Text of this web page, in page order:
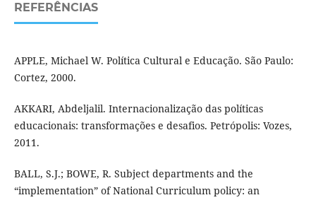
REFERÊNCIAS
APPLE, Michael W. Política Cultural e Educação. São Paulo:
Cortez, 2000.
AKKARI, Abdeljalil. Internacionalização das políticas
educacionais: transformações e desafios. Petrópolis: Vozes,
2011.
BALL, S.J.; BOWE, R. Subject departments and the
“implementation” of National Curriculum policy: an